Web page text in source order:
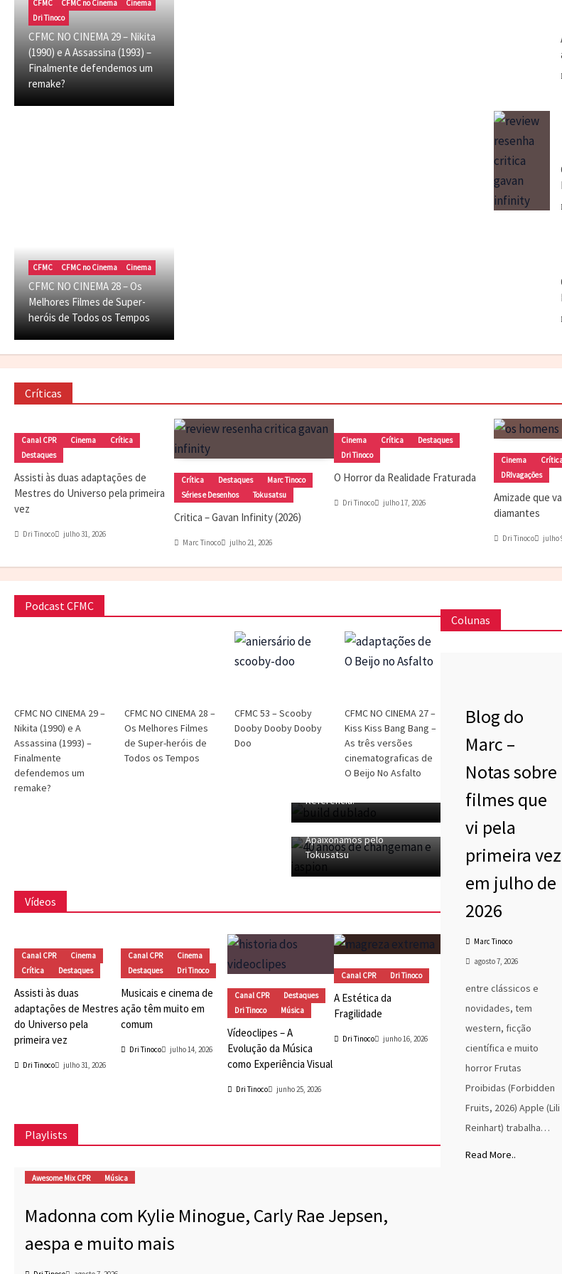
CFMC CFMC no Cinema
Cinema
Dri Tinoco
CFMC NO CINEMA 29 – Nikita
(1990) e A Assassina (1993) –
Finalmente defendemos um
remake?
CFMC CFMC no Cinema Cinema
CFMC NO CINEMA 28 – Os
Melhores Filmes de Super-
heróis de Todos os Tempos
Críticas
Canal CPR Cinema
Crítica
Destaques
Assisti às duas adaptações de
Mestres do Universo pela primeira
vez
Dri Tinoco julho 31, 2026
Crítica Destaques
Marc Tinoco
Séries e Desenhos
Tokusatsu
Critica – Gavan Infinity (2026)
Marc Tinoco julho 21, 2026
Cinema Crítica
Destaques
Dri Tinoco
O Horror da Realidade Fraturada
Dri Tinoco julho 17, 2026
Cinema
DRIvagações
Amizade que
diamantes
Dri Tinoco julho
Podcast CFMC
CFMC NO CINEMA 29 –
Nikita (1990) e A
Assassina (1993) –
Finalmente
defendemos um
remake?
CFMC NO CINEMA 28 –
Os Melhores Filmes
de Super-heróis de
Todos os Tempos
CFMC 53 – Scooby
Dooby Dooby Dooby
Doo
CFMC NO CINEMA 27 –
Kiss Kiss Bang Bang –
As três versões
cinematograficas de
O Beijo No Asfalto
CFMC NO CINEMA 29 – Nikita
Finalmente defendemos um
remake?
Dri Tinoco dezembro 6, 2025
CFMC SESSÃO TOKUSATSU
04 – Dublagem Privada de
Kamen Rider Build e Maldito
Refêrencia!
03 – 40 Anos de Changeman
e Jaspion ou Como nos
Apaixonamos pelo
Tokusatsu
Vídeos
Canal CPR
Cinema
Crítica
Destaques
Assisti às duas
adaptações de Mestres
do Universo pela
primeira vez
Dri Tinoco julho 31, 2026
Canal CPR
Cinema
Destaques
Dri Tinoco
Musicais e cinema de
ação têm muito em
comum
Dri Tinoco julho 14, 2026
Canal CPR
Destaques
Dri Tinoco
Música
Vídeoclipes – A
Evolução da Música
como Experiência Visual
Dri Tinoco junho 25, 2026
Canal CPR Dri Tinoco
A Estética da
Fragilidade
Dri Tinoco junho 16, 2026
Playlists
Awesome Mix CPR Música
Madonna com Kylie Minogue, Carly Rae Jepsen,
aespa e muito mais
Colunas
Marc Tinoco
Blog do
Marc –
Notas sobre
filmes que
vi pela
primeira vez
em julho de
2026
Marc Tinoco
agosto 7, 2026
entre clássicos e
novidades, tem
western, ficção
científica e muito
horror Frutas
Proibidas (Forbidden
Fruits, 2026) Apple (Lili
Reinhart) trabalha…
Read More..